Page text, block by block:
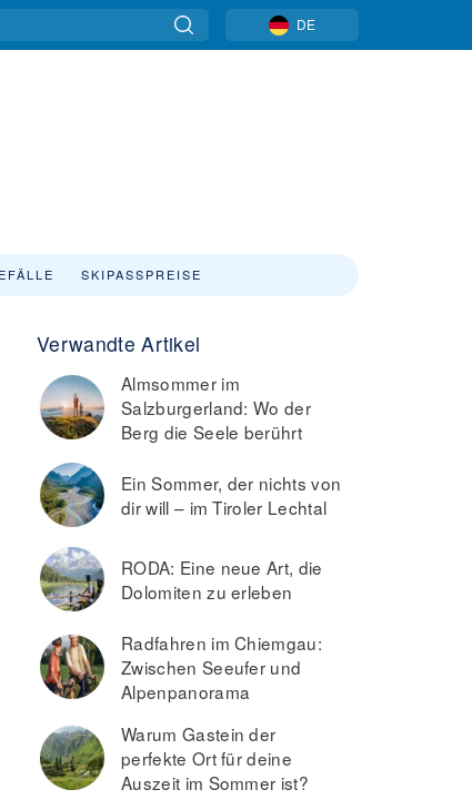
DE
SKIPASSPREISE
Verwandte Artikel
Almsommer im
Salzburgerland: Wo der
Berg die Seele berührt
Ein Sommer, der nichts von
dir will – im Tiroler Lechtal
RODA: Eine neue Art, die
Dolomiten zu erleben
Radfahren im Chiemgau:
Zwischen Seeufer und
Alpenpanorama
Warum Gastein der
perfekte Ort für deine
Auszeit im Sommer ist?